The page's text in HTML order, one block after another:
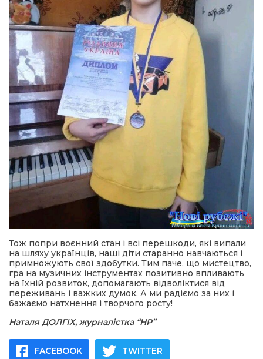
Тож попри воєнний стан і всі перешкоди, які випали
на шляху українців, наші діти старанно навчаються і
примножують свої здобутки. Тим паче, що мистецтво,
гра на музичних інструментах позитивно впливають
на їхній розвиток, допомагають відволіктися від
переживань і важких думок. А ми радіємо за них і
бажаємо натхнення і творчого росту!
Наталя ДОЛГІХ, журналістка “НР”
FACEBOOK TWITTER